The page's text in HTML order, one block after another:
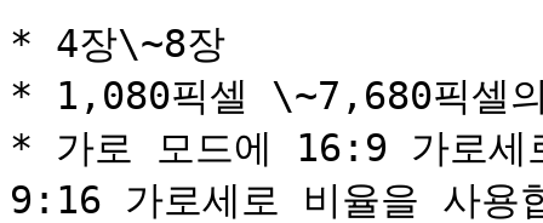
* 4장\~8장
* 1,080픽셀 \~7,680픽셀
* 가로 모드에 16:9 가로세
9:16 가로세로 비율을 사용